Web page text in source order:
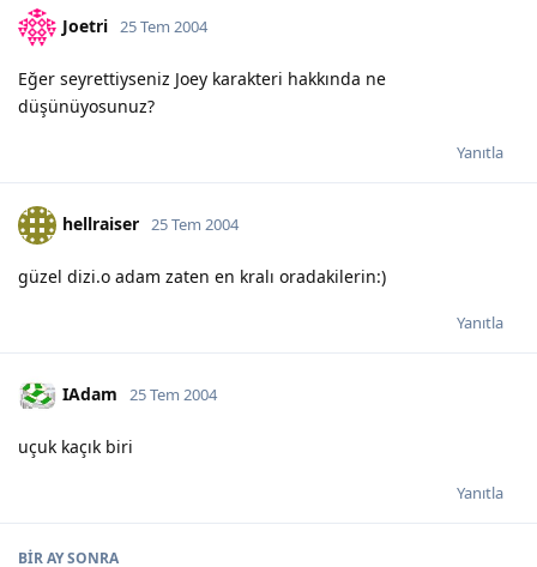
Joetri 25 Tem 2004
Eğer seyrettiyseniz Joey karakteri hakkında ne
düşünüyosunuz?
Yanıtla
hellraiser 25 Tem 2004
güzel dizi.o adam zaten en kralı oradakilerin:)
Yanıtla
IAdam 25 Tem 2004
uçuk kaçık biri
Yanıtla
BIR AYSONRA